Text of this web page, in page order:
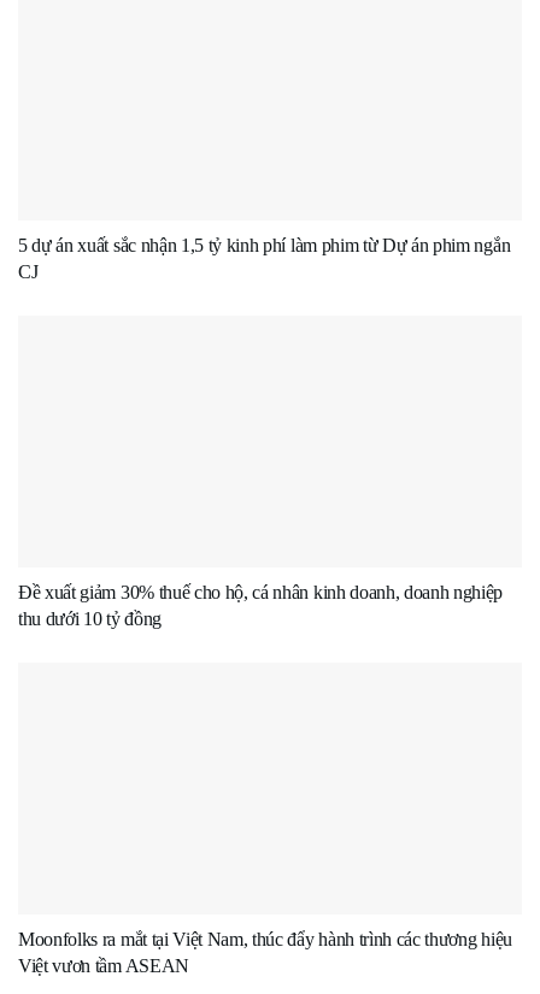
5 dự án xuất sắc nhận 1,5 tỷ kinh phí làm phim từ Dự án phim ngắn
CJ
Đề xuất giảm 30% thuế cho hộ, cá nhân kinh doanh, doanh nghiệp
thu dưới 10 tỷ đồng
Moonfolks ra mắt tại Việt Nam, thúc đẩy hành trình các thương hiệu
Việt vươn tầm ASEAN